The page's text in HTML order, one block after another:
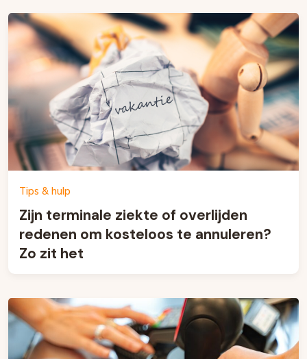
Tips & hulp
Zijn terminale ziekte of overlijden
redenen om kosteloos te annuleren?
Zo zit het